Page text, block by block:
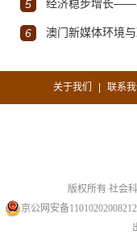
5 经济稳步增长——马
6 澳门新媒体环境
关于我们 联系我
版权所有 社会
京公网安备